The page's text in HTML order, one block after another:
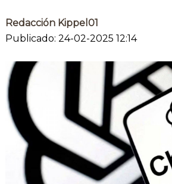
Redacción Kippel01
Publicado: 24-02-2025 12:14